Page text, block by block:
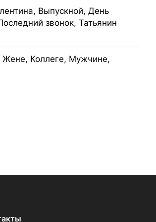
Выпускной, День
звонок, Татьянин
Коллеге, Мужчине,